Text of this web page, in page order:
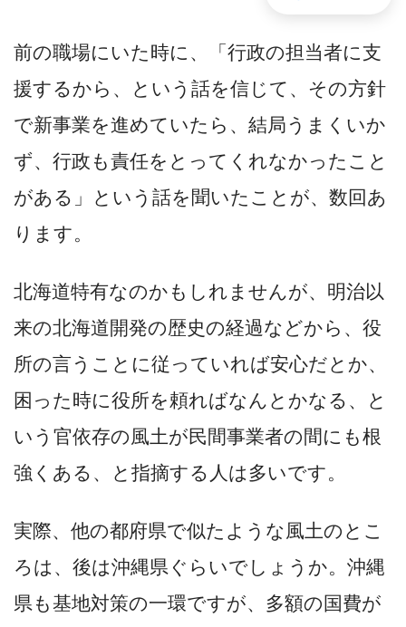
前の職場にいた時に、「行政の担当者に支
援するから、という話を信じて、その方針
で新事業を進めていたら、結局うまくいか
ず、行政も責任をとってくれなかったこと
がある」という話を聞いたことが、数回あ
ります。
北海道特有なのかもしれませんが、明治以
来の北海道開発の歴史の経過などから、役
所の言うことに従っていれば安心だとか、
困った時に役所を頼ればなんとかなる、と
いう官依存の風土が民間事業者の間にも根
強くある、と指摘する人は多いです。
実際、他の都府県で似たような風土のとこ
ろは、後は沖縄県ぐらいでしょうか。沖縄
県も基地対策の一環ですが、多額の国費が